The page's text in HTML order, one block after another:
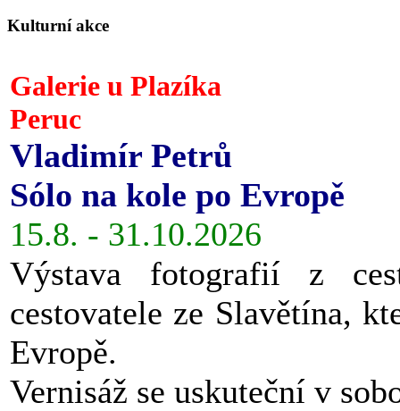
Kulturní akce
Galerie u Plazíka
Peruc
Vladimír Petrů
Sólo na kole po Evropě
15.8. - 31.10.2026
Výstava fotografií z
cestovatele ze Slavětína,
Evropě.
Vernisáž se uskuteční v